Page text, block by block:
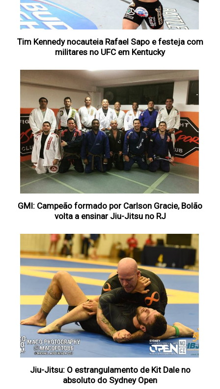
Tim Kennedy nocauteia Rafael Sapo e festeja com
militares no UFC em Kentucky
GMI: Campeão formado por Carlson Gracie, Bolão
volta a ensinar Jiu-Jitsu no RJ
Jiu-Jitsu: O estrangulamento de Kit Dale no
absoluto do Sydney Open